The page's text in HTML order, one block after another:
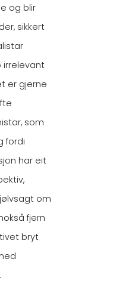
og blir
sikkert
er gjerne
som
fordi
har eit
om
fjern
bryt